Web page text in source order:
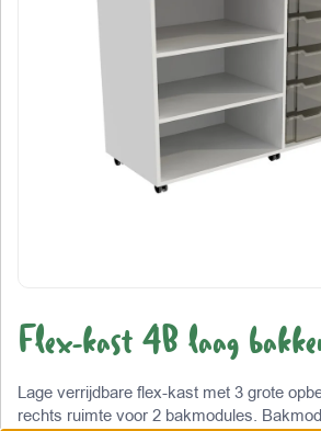
Flex-kast 4B laag
Lage verrijdbare flex-kast met 3 grote
rechts ruimte voor 2 bakmodules.